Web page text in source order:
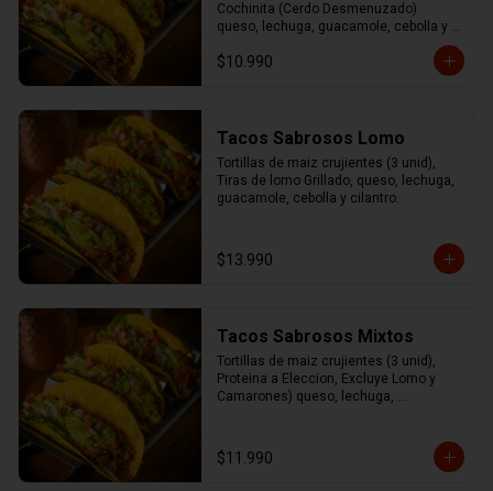
Cochinita (Cerdo Desmenuzado)
queso, lechuga, guacamole, cebolla y
$10.990
Tacos Sabrosos Lomo
Tortillas de maiz crujientes (3 unid),
Tiras de lomo Grillado, queso, lechuga,
guacamole, cebolla y cilantro.
$13.990
Tacos Sabrosos Mixtos
Tortillas de maiz crujientes (3 unid),
Proteina a Eleccion, Excluye Lomo y
Camarones) queso, lechuga,
$11.990